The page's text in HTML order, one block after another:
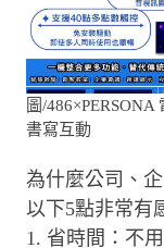
圖/
書寫互動
為什麼公司、
以下5點非常有
1. 省時間：不